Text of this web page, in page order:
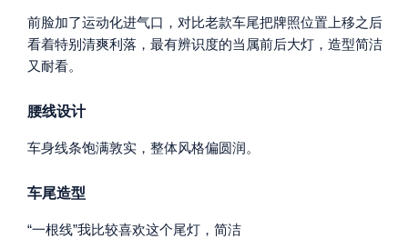
前脸加了运动化进气口，对比老款车尾把牌照位置上移之后
看着特别清爽利落，最有辨识度的当属前后大灯，造型简洁
又耐看。
腰线设计
车身线条饱满敦实，整体风格偏圆润。
车尾造型
“一根线”我比较喜欢这个尾灯，简洁